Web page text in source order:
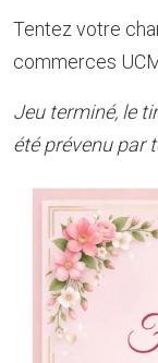
Tentez votre
commerces
Jeu terminé, le
été prévenu par